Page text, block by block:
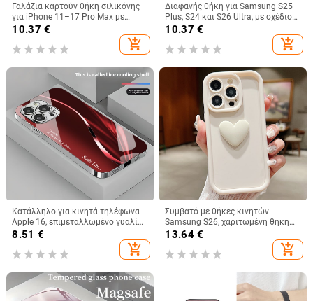
Γαλάζια καρτούν θήκη σιλικόνης
για iPhone 11–17 Pro Max με
καμπύλες άκρες και προστασία
10.37 €
add_shopping_cart
Διαφανής θήκη για Samsung S25
Plus, S24 και S26 Ultra, με σχέδιο
Gold Shield Eagle Eye
10.37 €
add_shopping_cart
Κατάλληλο για κινητά τηλέφωνα
Apple 16, επιμεταλλωμένο γυαλί
με εκθαμβωτικό φως, απλό iPhone
17 Pro, μοντέρνο και ελαφρύ,
πολυτελές 14 Plus
8.51 €
add_shopping_cart
Συμβατό με θήκες κινητών
Samsung S26, χαριτωμένη θήκη
A56, θήκη 3D καρδιά για A32, ματ
θήκη για A24, θήκη σιλικόνης για
A53, προστατευτικές θήκες για
13.64€
add_shopping_cart